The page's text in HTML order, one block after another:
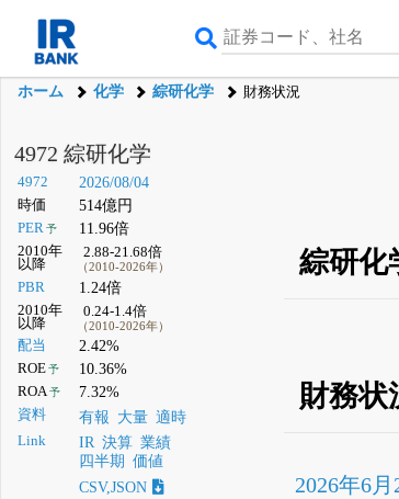
ホーム 化学 綜研化学 財務状況
4972 綜研化学
4972 2026/08/04
時価 514億円
PER予 11.96倍
2010年
以降
2.88-21.68倍
（2010-2026年）
PBR 1.24倍
2010年
以降
0.24-1.4倍
（2010-2026年）
配当 2.42%
ROE予 10.36%
ROA予 7.32%
資料 有報 大量 適時
Link IR 決算 業績
四半期
価値
CSV,JSON
綜研化
財務状
2026年6